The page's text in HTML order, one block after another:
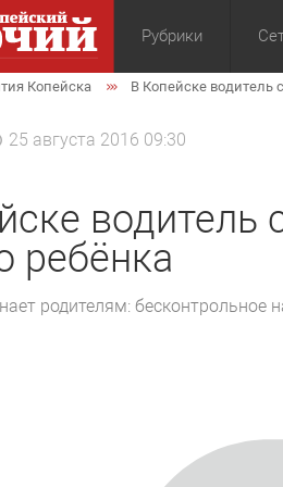
Рубрики
Общество
Копейска В Копейске водитель
25 августа 2016 09:30
водитель
ребёнка
родителям: бесконтрольное